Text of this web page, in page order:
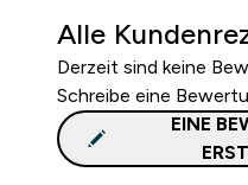
Alle
Derzeit sind keine
Schreibe eine
EINE